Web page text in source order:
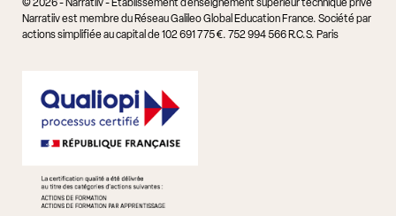
© 2026 - Narratiiv - Etablissement d'enseignement supérieur technique privé
Narratiiv est membre du Réseau Galileo Global Education France. Société par
actions simplifiée au capital de 102 691 775 €. 752 994 566 R.C.S. Paris